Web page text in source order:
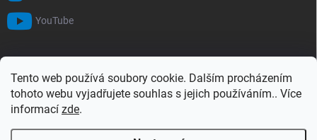
Tento web používá soubory cookie. Dalším procházením
tohoto webu vyjadřujete souhlas s jejich používáním.. Více
informací zde.
YouTube
Hledat